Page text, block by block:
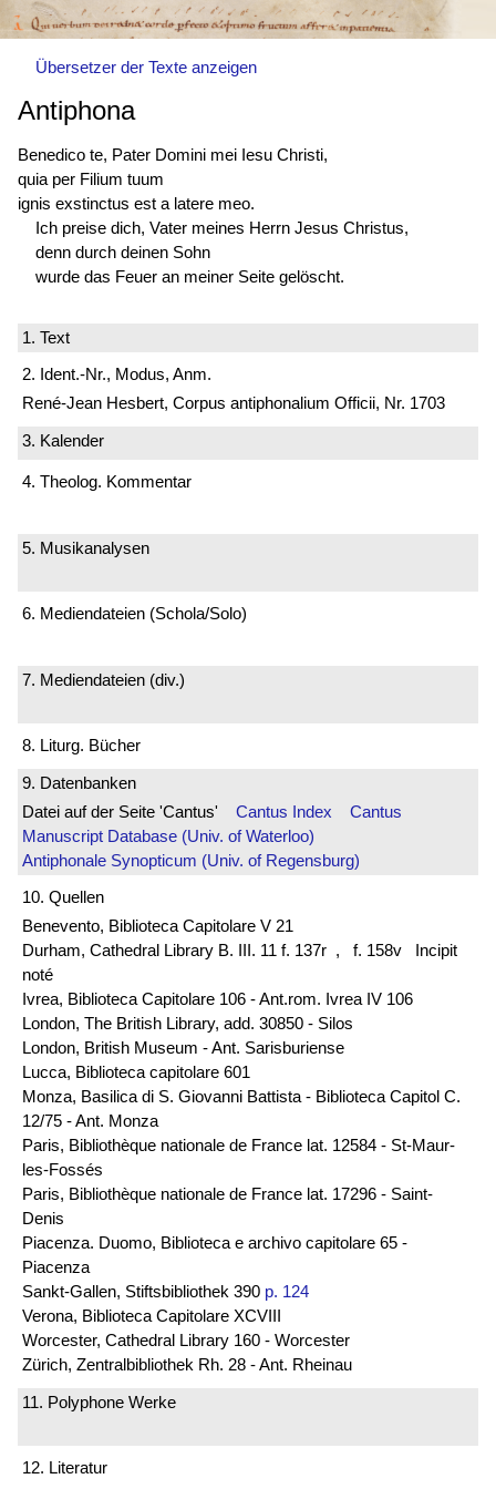
Übersetzer der Texte anzeigen
Antiphona
Benedico te, Pater Domini mei Iesu Christi,
quia per Filium tuum
ignis exstinctus est a latere meo.
Ich preise dich, Vater meines Herrn Jesus Christus,
denn durch deinen Sohn
wurde das Feuer an meiner Seite gelöscht.
1. Text
2. Ident.-Nr., Modus, Anm.
René-Jean Hesbert, Corpus antiphonalium Officii, Nr. 1703
3. Kalender
4. Theolog. Kommentar
5. Musikanalysen
6. Mediendateien (Schola/Solo)
7. Mediendateien (div.)
8. Liturg. Bücher
9. Datenbanken
Datei auf der Seite 'Cantus' Cantus Index
Cantus
Manuscript Database (Univ. of Waterloo)
Antiphonale Synopticum (Univ. of Regensburg)
10. Quellen
Benevento, Biblioteca Capitolare V 21
Durham, Cathedral Library B. III. 11 f. 137r , f. 158v Incipit
noté
Ivrea, Biblioteca Capitolare 106 - Ant.rom. Ivrea IV 106
London, The British Library, add. 30850 - Silos
London, British Museum - Ant. Sarisburiense
Lucca, Biblioteca capitolare 601
Monza, Basilica di S. Giovanni Battista - Biblioteca Capitol C.
12/75 - Ant. Monza
Paris, Bibliothèque nationale de France lat. 12584 - St-Maur-
les-Fossés
Paris, Bibliothèque nationale de France lat. 17296 - Saint-
Denis
Piacenza. Duomo, Biblioteca e archivo capitolare 65 -
Piacenza
Sankt-Gallen, Stiftsbibliothek 390 p. 124
Verona, Biblioteca Capitolare XCVIII
Worcester, Cathedral Library 160 - Worcester
Zürich, Zentralbibliothek Rh. 28 - Ant. Rheinau
11. Polyphone Werke
12. Literatur